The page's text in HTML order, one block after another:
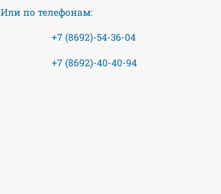
Или по телефонам:
+7 (8692)-54-36-04
+7 (8692)-40-40-94